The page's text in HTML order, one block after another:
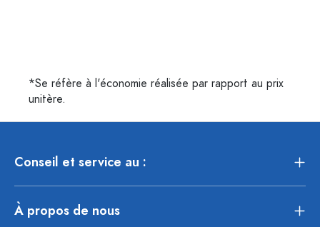
*Se réfère à l'économie réalisée par rapport au prix
unitère.
Conseil et service au :
À propos de nous